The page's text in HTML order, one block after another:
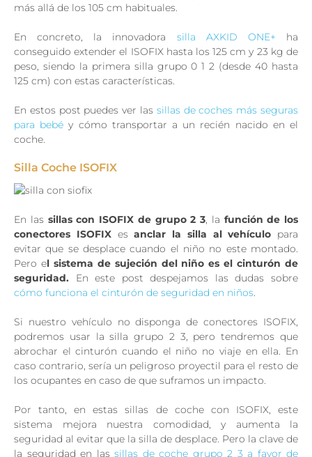
más allá de los 105 cm habituales.
En concreto, la innovadora silla AXKID ONE+ ha
conseguido extender el ISOFIX hasta los 125 cm y 23 kg de
peso, siendo la primera silla grupo 0 1 2 (desde 40 hasta
125 cm) con estas características.
En estos post puedes ver las sillas de coches más seguras
para bebé y cómo transportar a un recién nacido en el
coche.
Silla Coche ISOFIX
En las sillas con ISOFIX de grupo 2 3, la función de los
conectores ISOFIXesanclar la silla al vehículo para
evitar que se desplace cuando el niño no este montado.
Pero el sistema de sujeción del niño es el cinturón de
seguridad. En este post despejamos las dudas sobre
cómo funciona el cinturón de seguridad en niños.
Si nuestro vehículo no disponga de conectores ISOFIX,
podremos usar la silla grupo 2 3, pero tendremos que
abrochar el cinturón cuando el niño no viaje en ella. En
caso contrario, sería un peligroso proyectil para el resto de
los ocupantes en caso de que suframos un impacto.
Por tanto, en estas sillas de coche con ISOFIX, este
sistema mejora nuestra comodidad, y aumenta la
seguridad al evitar que la silla de desplace. Pero la clave de
la seguridad en las sillas de coche grupo 2 3 a favor de